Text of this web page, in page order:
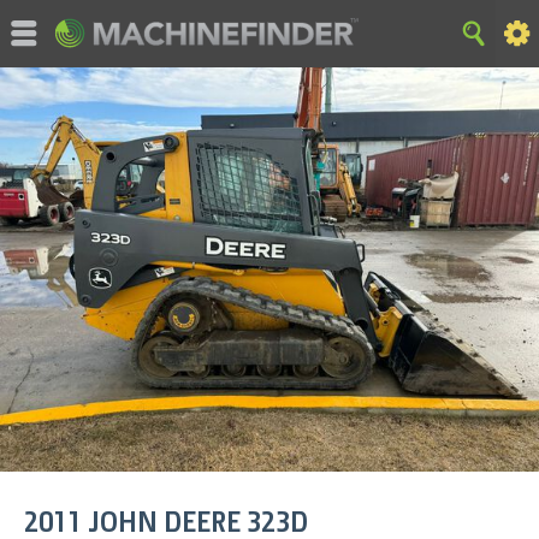
2011 JOHN DEERE 323D
©MachineFinder, John Deere und die dazugehörigen Marken
sind Eigentum und nur für den gezielten Einsatz von Deere &
Company zugelassen. Alle Rechte vorbehalten. 2007 - 2015
Deere & CompanyStartseite | SiteMap (Navigation) |
Datenschutzerklärung | Cookie Einstellungen |
Rechtliche Hinweise